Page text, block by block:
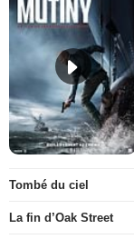
Tombé du ciel
La fin d’Oak Street